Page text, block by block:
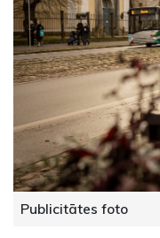
Publicitātes foto